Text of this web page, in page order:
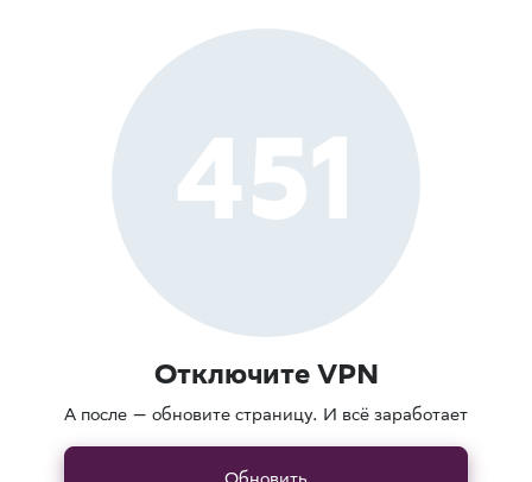
451
Отключите VPN
А после — обновите страницу. И всё заработает